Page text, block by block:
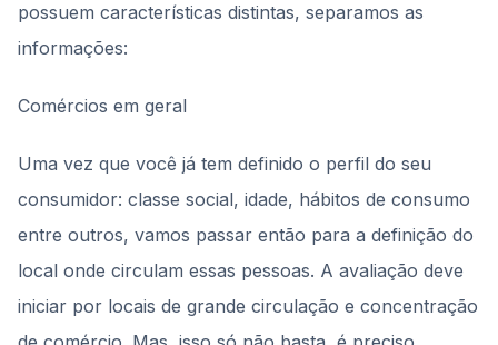
possuem características distintas, separamos as
informações:
Comércios em geral
Uma vez que você já tem definido o perfil do seu
consumidor: classe social, idade, hábitos de consumo
entre outros, vamos passar então para a definição do
local onde circulam essas pessoas. A avaliação deve
iniciar por locais de grande circulação e concentração